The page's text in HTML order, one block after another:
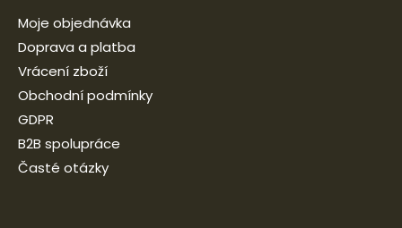
Moje objednávka
Doprava a platba
Vrácení zboží
Obchodní podmínky
GDPR
B2B spolupráce
Časté otázky